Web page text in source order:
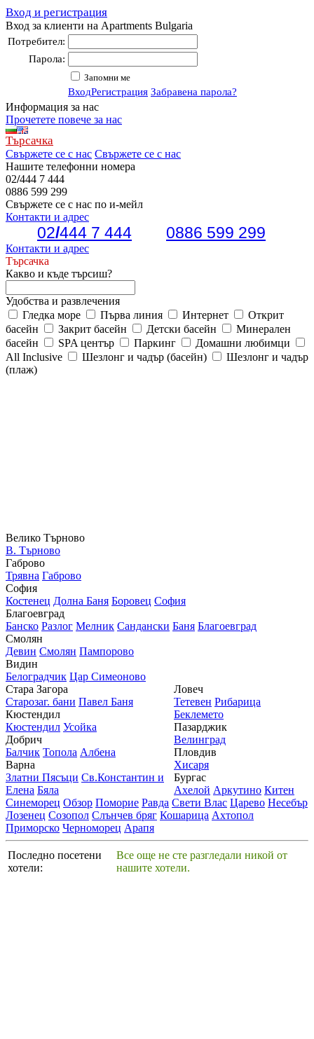
Вход и регистрация
Вход за клиенти на Apartments Bulgaria
Потребител:
Парола:
Запомни ме
ВходРегистрация Забравена парола?
Информация за нас
Прочетете повече за нас
Търсачка
Свържете се с нас Свържете се с нас
Нашите телефонни номера
02/444 7 444
0886 599 299
Свържете се с нас по и-мейл
Контакти и адрес
02/444 7 444 0886 599 299
Контакти и адрес
Търсачка
Какво и къде търсиш?
Удобства и развлечения
Гледка море
Първа линия Интернет
Открит
басейн
Закрит басейн Детски басейн
Минерален
басейн
SPA център Паркинг
Домашни любимци
All Inclusive
Шезлонг и чадър (басейн)
Шезлонг и чадър
(плаж)
Велико Търново
В. Търново
Габрово
Трявна Габрово
София
Костенец Долна Баня Боровец София
Благоевград
Банско Разлог Мелник Сандански Баня Благоевград
Смолян
Девин Смолян Пампорово
Видин
Белоградчик Цар Симеоново
Стара Загора
Старозаг. бани Павел Баня
Кюстендил
Кюстендил Усойка
Добрич
Балчик Топола Албена
Варна
Златни Пясъци Св.Константин и
Елена Бяла
Ловеч
Тетевен Рибарица
Беклемето
Пазарджик
Велинград
Пловдив
Хисаря
Бургас
Ахелой Аркутино Китен
Синеморец Обзор Поморие Равда Свети Влас Царево Несебър
Лозенец Созопол Слънчев бряг Кошарица Ахтопол
Приморско Черноморец Арапя
Последно посетени
хотели:
Все още не сте разгледали никой от
нашите хотели.